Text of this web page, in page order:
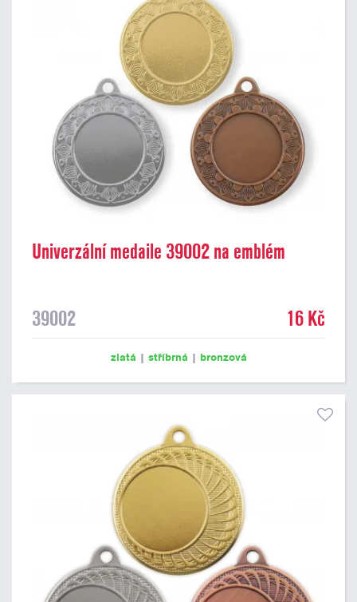
Univerzální medaile 39002 na emblém
39002 16 Kč
zlatá | stříbrná | bronzová